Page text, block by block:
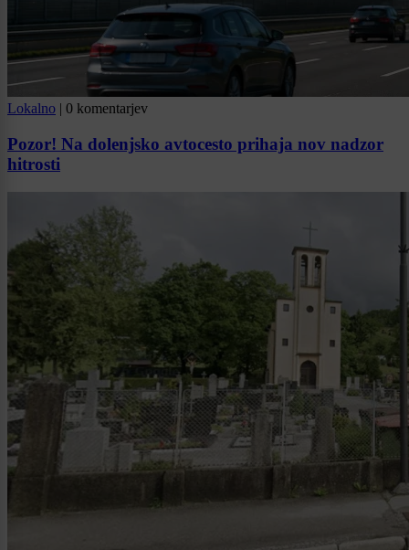
Lokalno | 0 komentarjev
Pozor! Na dolenjsko avtocesto prihaja nov nadzor
hitrosti